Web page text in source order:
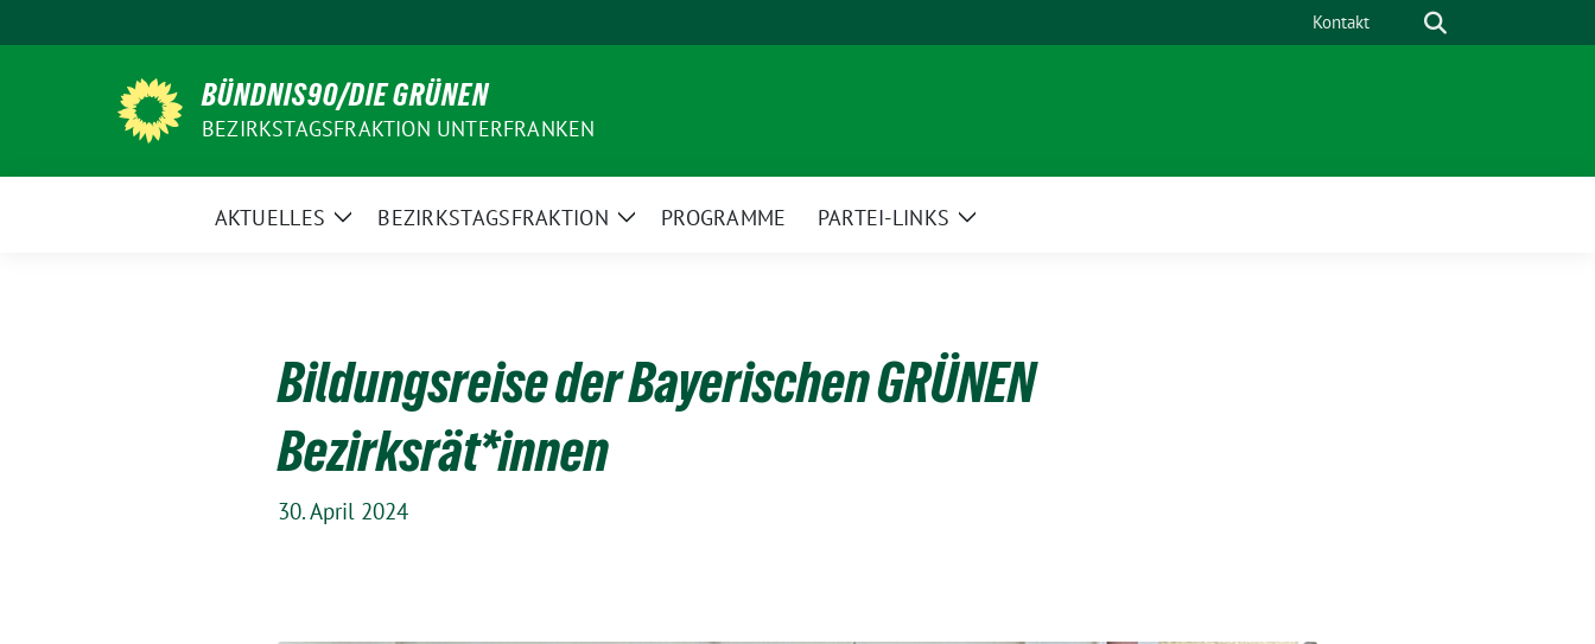
zum
Kontakt Suche
BÜNDNIS90/DIE GRÜNEN
BEZIRKSTAGSFRAKTION UNTERFRANKEN
AKTUELLES
ZeigeBEZIRKSTAGSFRAKTION
ZeigePROGRAMME PARTEI-LINKS
Zeige
Bildungsreise der Bayerischen GRÜNEN
Bezirksrät*innen
30. April 2024